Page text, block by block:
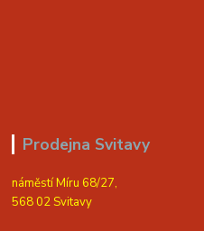
Prodejna Svitavy
náměstí Míru 68/27,
568 02 Svitavy